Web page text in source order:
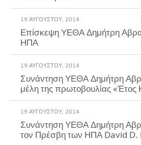
19 ΑΥΓΟΎΣΤΟΥ, 2014
Επίσκεψη ΥΕΘΑ Δημήτρη
19 ΑΥΓΟΎΣΤΟΥ, 2014
Συνάντηση ΥΕΘΑ Δημήτρη
19 ΑΥΓΟΎΣΤΟΥ, 2014
Συνάντηση ΥΕΘΑ Δημήτρη
τον Πρέσβη των ΗΠΑ David D.